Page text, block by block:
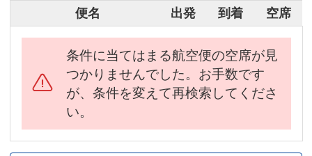
便名 出発 到着 空席
条件に当てはまる航空便の空席が見
つかりませんでした。お手数です
が、条件を変えて再検索してくださ
い。